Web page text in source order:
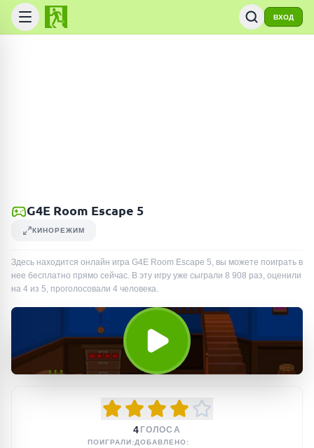
ВХОД
G4E Room Escape 5
КИНОРЕЖИМ
Здесь находится онлайн игра G4E Room Escape 5, вы можете поиграть в
нее бесплатно прямо сейчас. В эту игру уже сыграли 8 908 раз, оценили
на 4 из 5, проголосовали 4 человека.
4 ГОЛОСА
ПОИГРАЛИ:ДОБАВЛЕНО: